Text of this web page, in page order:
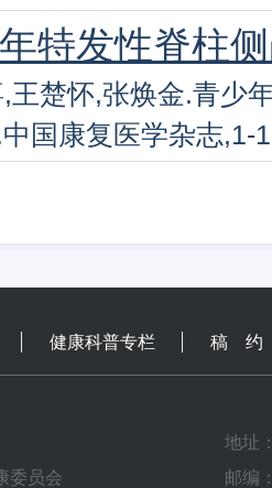
特发性脊柱
王楚怀,张焕金.青少
国康复医学杂志,1-
健康科普专栏 稿 约
委员会
地址
邮编